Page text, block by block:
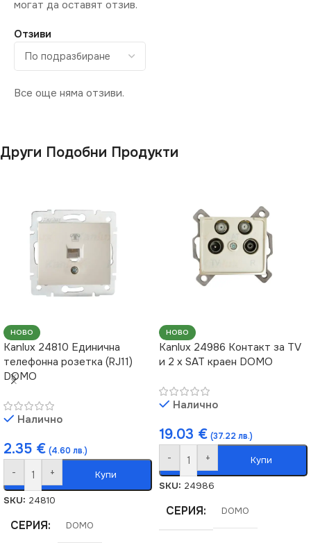
Отзиви
Все още няма отзиви.
могат да оставят отзив.
Други Подобни Продукти
НОВО
Kanlux 24810 Единична
телефонна розетка (RJ11)
DOMO
Налично
2.35 € (4.60 лв.)
- + Купи
SKU: 24810
СЕРИЯ DOMO
НОВО
Kanlux 24986 Контакт за TV
и 2 х SAT краен DOMO
Налично
19.03 € (37.22 лв.)
- + Купи
SKU: 24986
СЕРИЯ DOMO